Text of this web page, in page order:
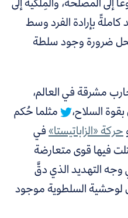
بإرادة الفرد وسط
ضرورة وجود سلطة
مشرقة في العالم،
السلاح،
مثلما حُكم
حركة «الزاباتيستا»في
فيها قوى متعارضة
التهديد الذي دقَّ
لوحشية السلطوية موجود